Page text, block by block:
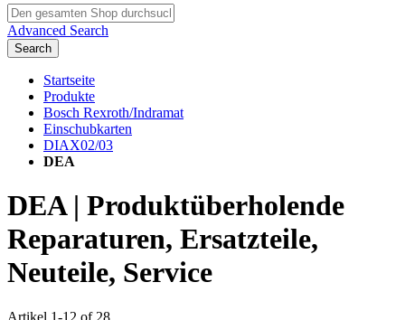
Advanced Search
Search
Startseite
Produkte
Bosch Rexroth/Indramat
Einschubkarten
DIAX02/03
DEA
DEA | Produktüberholende
Reparaturen, Ersatzteile,
Neuteile, Service
Artikel 1-12 of 28